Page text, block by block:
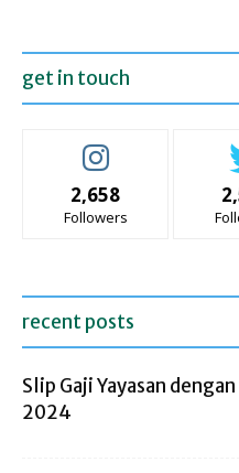
get in touch
2,658
Followers
recent posts
Slip Gaji Yayasan
2024